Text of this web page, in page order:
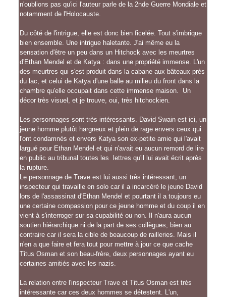
n'oublions pas qu'ici l'auteur parle de la 2nde Guerre Mondiale et
notamment de l'Holocauste.
Du côté de l'intrigue, elle est donc bien ficelée. Tout s'imbrique
bien ensemble. Une intrigue haletante. J'ai même eu la
sensation d'être un peu dans un Hitchock avec les meurtres
d'Ethan Mendel et de Katya : dans une propriété immense. L'un
des meurtres qui s'est produit dans la cabane aux bâteaux près
du lac, et celui de Katya d'une balle au milieu du front dans la
chambre qu'elle occupait dans cette immense maison. Un
décor très visuel, et je trouve, oui, très hitchockien.
Les personnages sont très intéressants. David Swain est ici, un
jeune homme plutôt hargneux et plein de rage envers ceux qui
l'ont condamnés et envers Katya son ex-petite amie qui l'avait
largué pour Ethan Mendel et qui n'avait eu aucun remord de lire
en public au tribunal toutes les lettres qu'il lui avait écrit après
la rupture.
Le personnage de Trave est lui aussi très intéressant, un
inspecteur qui travaille en solo car il a incarcéré le jeune David
lors de l'assassinat d'Ethan Mendel et pourtant il a toujours eu
une certaine compassion pour ce jeune homme et du coup il en
vient à s'interroger sur sa cupabilité ou non. Il n'aura aucun
soutien hiérarchique ni de la part de ses collègues, bien au
contraire car il sera la cible de beaucoup de railleries. Mais il
n'en a que faire et fera tout pour mettre à jour ce que cache
Titus Osman et son beau-frère, deux personnages ayant eu
certaines amitiés avec les nazis.
La relation entre l'inspecteur Trave et Titus Osman est très
intéressante car ces deux hommes se détestent. L'un,